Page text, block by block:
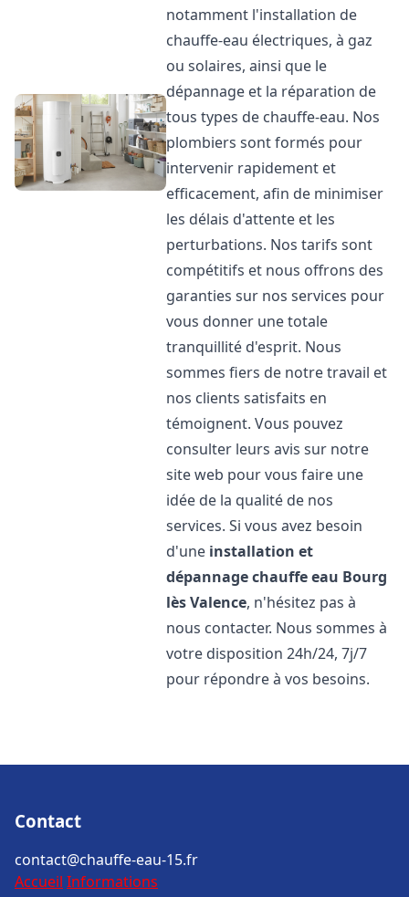
notamment l'installation de
chauffe-eau électriques, à gaz
ou solaires, ainsi que le
dépannage et la réparation de
tous types de chauffe-eau. Nos
plombiers sont formés pour
intervenir rapidement et
efficacement, afin de minimiser
les délais d'attente et les
perturbations. Nos tarifs sont
compétitifs et nous offrons des
garanties sur nos services pour
vous donner une totale
tranquillité d'esprit. Nous
sommes fiers de notre travail et
nos clients satisfaits en
témoignent. Vous pouvez
consulter leurs avis sur notre
site web pour vous faire une
idée de la qualité de nos
services. Si vous avez besoin
d'une installation et
dépannage chauffe eau Bourg
lès Valence, n'hésitez pas à
nous contacter. Nous sommes à
votre disposition 24h/24, 7j/7
pour répondre à vos besoins.
Contact
contact@chauffe-eau-15.fr
Accueil Informations